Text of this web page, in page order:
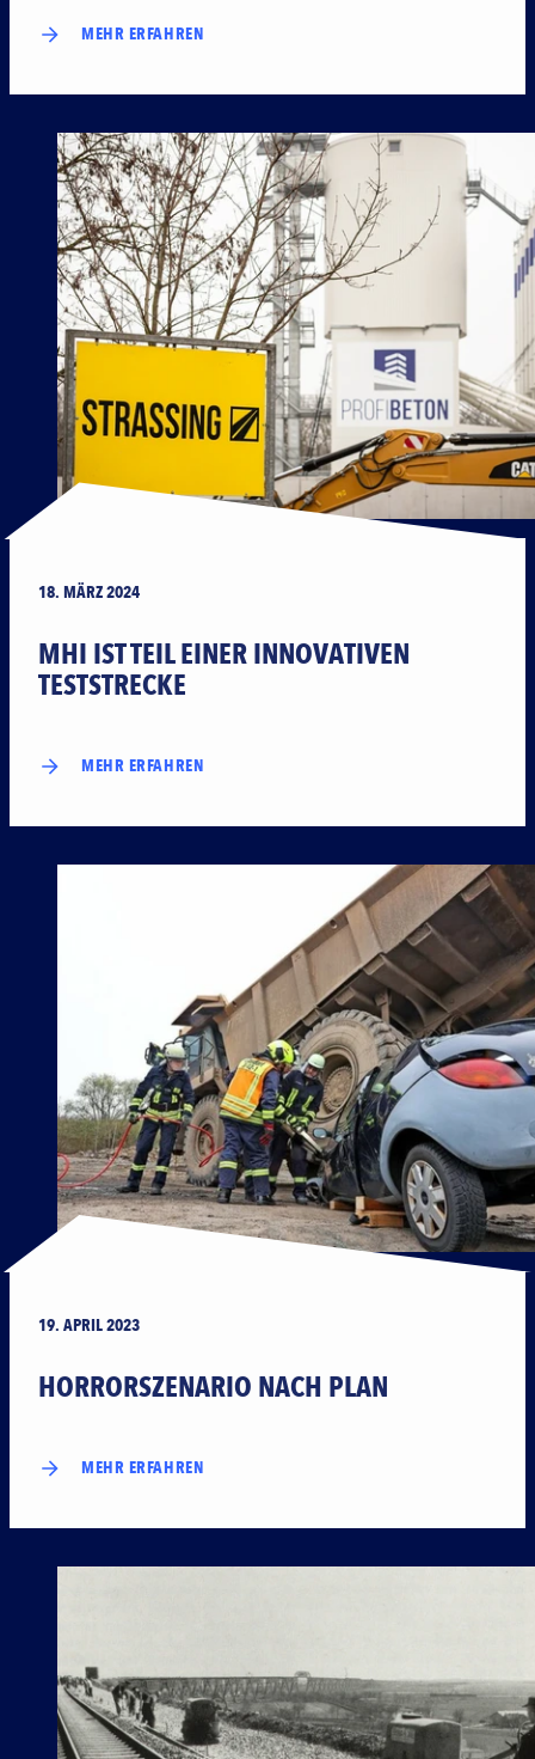
MEHR ERFAHREN
18. MÄRZ 2024
MHI IST TEIL EINER INNOVATIVEN
TESTSTRECKE
MEHR ERFAHREN
19. APRIL 2023
HORRORSZENARIO NACH PLAN
MEHR ERFAHREN